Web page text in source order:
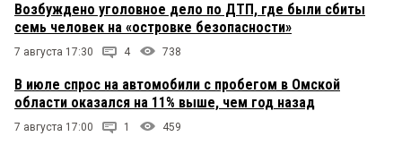
Возбуждено уголовное дело по ДТП, где были сбиты
семь человек на «островке безопасности»
7 августа 17:30 4 738
В июле спрос на автомобили с пробегом в Омской
области оказался на 11% выше, чем год назад
7 августа 17:00 1 459